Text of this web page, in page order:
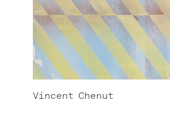
Vincent Chenut